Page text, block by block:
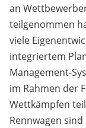
an
teilgenommen
viele
integriertem
Management-
im Rahmen der
Wettkämpfen
Rennwagen